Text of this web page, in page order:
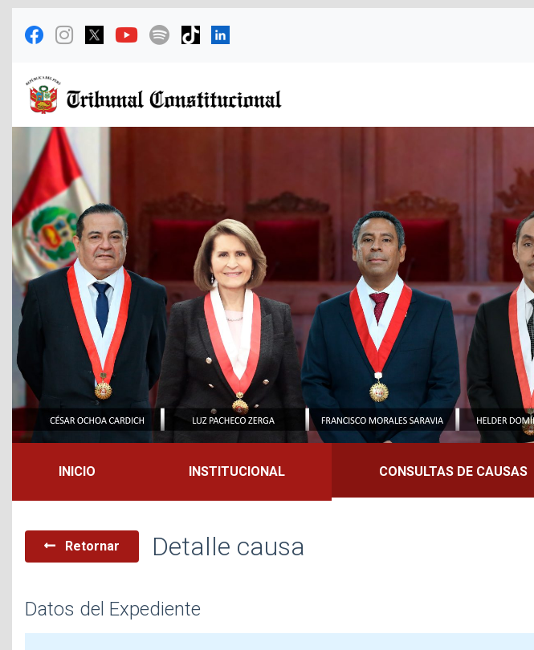
Previous
INICIO INSTITUCIONAL CONSULTAS DE CAUSAS
Retornar Detalle causa
Datos del Expediente